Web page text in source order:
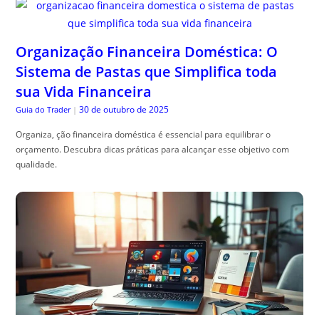
Organização Financeira Doméstica: O
Sistema de Pastas que Simplifica toda
sua Vida Financeira
Guia do Trader | 30 de outubro de 2025
Organiza, ção financeira doméstica é essencial para equilibrar o
orçamento. Descubra dicas práticas para alcançar esse objetivo com
qualidade.